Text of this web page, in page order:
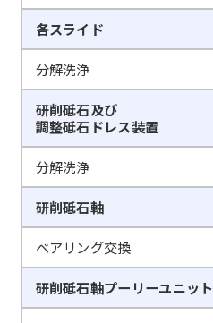
各スライド
分解洗浄
研削砥石及び
調整砥石ドレス装置
分解洗浄
研削砥石軸
ベアリング交換
研削砥石軸プーリーユニット